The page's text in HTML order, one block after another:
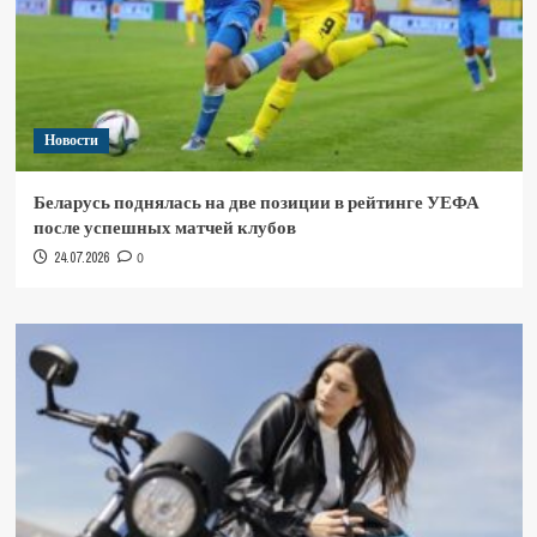
Новости
Беларусь поднялась на две позиции в рейтинге УЕФА
после успешных матчей клубов
24.07.2026 0